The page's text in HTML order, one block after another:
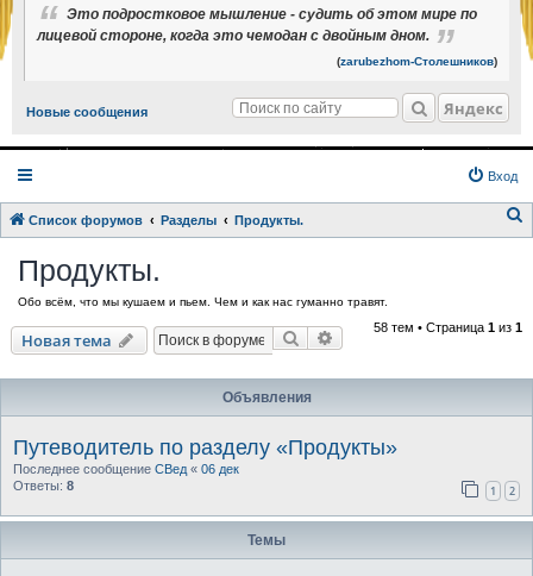
Это подростковое мышление - судить об этом мире по
лицевой стороне, когда это чемодан с двойным дном.
(zarubezhom-Столешников)
Новые сообщения Яндекс
Вход
Список форумов Разделы Продукты.
Продукты.
Обо всём, что мы кушаем и пьем. Чем и как нас гуманно травят.
Новая тема Поиск Расширенный поиск
58 тем • Страница 1 из 1
Объявления
Путеводитель по разделу «Продукты»
Последнее сообщение СВед « 06 дек
Ответы: 8 1 2
Темы